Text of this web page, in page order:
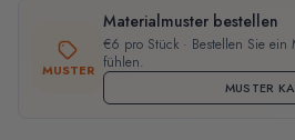
MUSTER
Materialmuster bestellen
€6 pro Stück · Bestellen Sie ein
fühlen.
MUSTER